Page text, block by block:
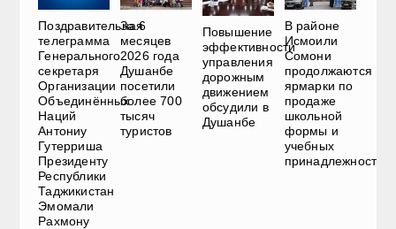
Поздравительная
телеграмма
Генерального
секретаря
Организации
Объединённых
Наций
Антониу
Гутерриша
Президенту
Республики
Таджикистан
Эмомали
Рахмону
За 6
месяцев
2026 года
Душанбе
посетили
более 700
тысяч
туристов
Повышение
эффективности
управления
дорожным
движением
обсудили в
Душанбе
В районе
Исмоили
Сомони
продолжаются
ярмарки по
продаже
школьной
формы и
учебных
принадлежностей